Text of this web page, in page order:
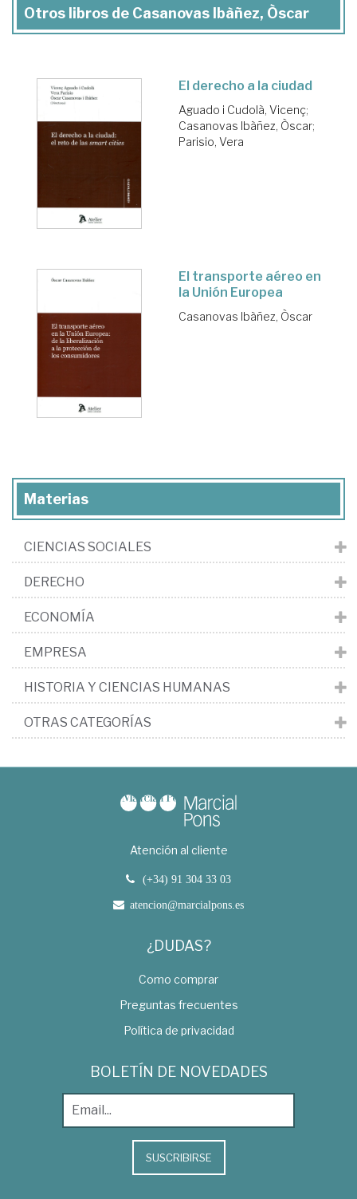
Otros libros de Casanovas Ibàñez, Òscar
El derecho a la ciudad
Aguado i Cudolà, Vicenç;
Casanovas Ibàñez, Òscar;
Parisio, Vera
El transporte aéreo en
la Unión Europea
Casanovas Ibàñez, Òscar
Materias
CIENCIAS SOCIALES
DERECHO
ECONOMÍA
EMPRESA
HISTORIA Y CIENCIAS HUMANAS
OTRAS CATEGORÍAS
Atención al cliente
(+34) 91 304 33 03
atencion@marcialpons.es
¿DUDAS?
Como comprar
Preguntas frecuentes
Política de privacidad
BOLETÍN DE NOVEDADES
SUSCRIBIRSE